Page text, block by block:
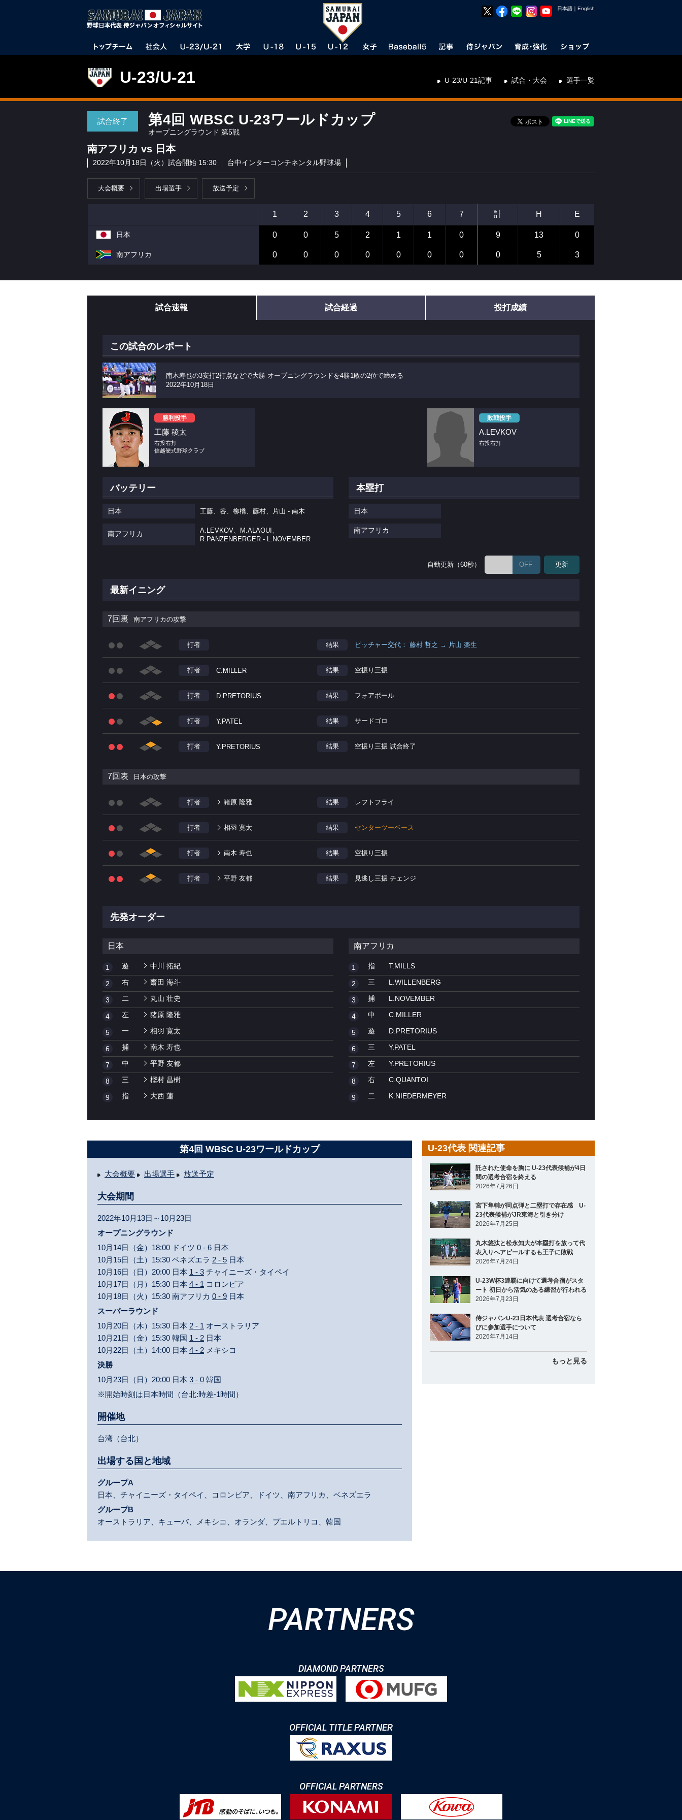
日本語 ｜ English
U-23/U-21 U-23/U-21記事 試合・大会 選手一覧
試合終了 第4回 WBSC U-23ワールドカップ
オープニングラウンド 第5戦
南アフリカ vs 日本
2022年10月18日（火）試合開始 15:30 台中インターコンチネンタル野球場
大会概要 出場選手 放送予定
1 2 3 4 5 6 7 計 H E
日本 0 0 5 2 1 1 0 9 13 0
南アフリカ 0 0 0 0 0 0 0 0 5 3
試合速報 試合経過 投打成績
この試合のレポート
南木寿也の3安打2打点などで大勝 オープニングラウンドを4勝1敗の2位で締める
2022年10月18日
勝利投手
工藤 稜太
右投右打
信越硬式野球クラブ
敗戦投手
A.LEVKOV
右投右打
バッテリー
日本 工藤、谷、柳橋、藤村、片山 - 南木
南アフリカ
A.LEVKOV、M.ALAOUI、
R.PANZENBERGER - L.NOVEMBER
本塁打
日本
南アフリカ
自動更新（60秒） OFF 更新
最新イニング
7回裏 南アフリカの攻撃
打者 結果 ピッチャー交代： 藤村 哲之 → 片山 楽生
打者 C.MILLER 結果 空振り三振
打者 D.PRETORIUS 結果 フォアボール
打者 Y.PATEL 結果 サードゴロ
打者 Y.PRETORIUS 結果 空振り三振 試合終了
7回表 日本の攻撃
打者 猪原 隆雅 結果 レフトフライ
打者 相羽 寛太 結果 センターツーベース
打者 南木 寿也 結果 空振り三振
打者 平野 友都 結果 見逃し三振 チェンジ
先発オーダー
日本
1 遊 中川 拓紀
2 右 齋田 海斗
3 二 丸山 壮史
4 左 猪原 隆雅
5 一 相羽 寛太
6 捕 南木 寿也
7 中 平野 友都
8 三 樫村 昌樹
9 指 大西 蓮
南アフリカ
1 指 T.MILLS
2 三 L.WILLENBERG
3 捕 L.NOVEMBER
4 中 C.MILLER
5 遊 D.PRETORIUS
6 三 Y.PATEL
7 左 Y.PRETORIUS
8 右 C.QUANTOI
9 二 K.NIEDERMEYER
第4回 WBSC U-23ワールドカップ
大会概要 出場選手 放送予定
大会期間
2022年10月13日～10月23日
オープニングラウンド
10月14日（金）18:00 ドイツ 0 - 6 日本
10月15日（土）15:30 ベネズエラ 2 - 5 日本
10月16日（日）20:00 日本 1 - 3 チャイニーズ・タイペイ
10月17日（月）15:30 日本 4 - 1 コロンビア
10月18日（火）15:30 南アフリカ 0 - 9 日本
スーパーラウンド
10月20日（木）15:30 日本 2 - 1 オーストラリア
10月21日（金）15:30 韓国 1 - 2 日本
10月22日（土）14:00 日本 4 - 2 メキシコ
決勝
10月23日（日）20:00 日本 3 - 0 韓国
※開始時刻は日本時間（台北:時差-1時間）
開催地
台湾（台北）
出場する国と地域
グループA
日本、チャイニーズ・タイペイ、コロンビア、ドイツ、南アフリカ、ベネズエラ
グループB
オーストラリア、キューバ、メキシコ、オランダ、プエルトリコ、韓国
U-23代表 関連記事
託された使命を胸に U-23代表候補が4日
間の選考合宿を終える
2026年7月26日
宮下隼輔が同点弾と二塁打で存在感 U-
23代表候補がJR東海と引き分け
2026年7月25日
丸木悠汰と松永知大が本塁打を放って代
表入りへアピールするも王子に敗戦
2026年7月24日
U-23W杯3連覇に向けて選考合宿がスタ
ート 初日から活気のある練習が行われる
2026年7月23日
侍ジャパンU-23日本代表 選考合宿なら
びに参加選手について
2026年7月14日
もっと見る
PARTNERS
DIAMOND PARTNERS
OFFICIAL TITLE PARTNER
OFFICIAL PARTNERS